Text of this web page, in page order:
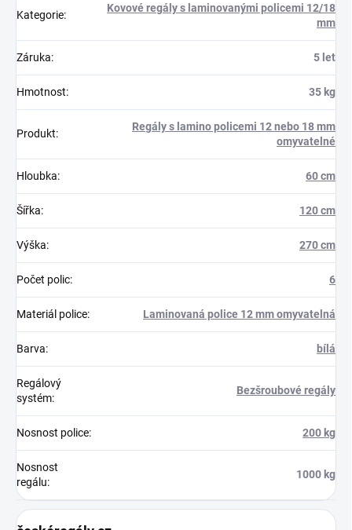
Kategorie:
Kovové regály s laminovanými policemi 12/18
mm
Záruka: 5 let
Hmotnost: 35 kg
Produkt:
Regály s lamino policemi 12 nebo 18 mm
omyvatelné
Hloubka: 60 cm
Šířka: 120 cm
Výška: 270 cm
Počet polic: 6
Materiál police: Laminovaná police 12 mm omyvatelná
Barva: bílá
Regálový
systém:
Bezšroubové regály
Nosnost police: 200 kg
Nosnost
regálu:
1000 kg